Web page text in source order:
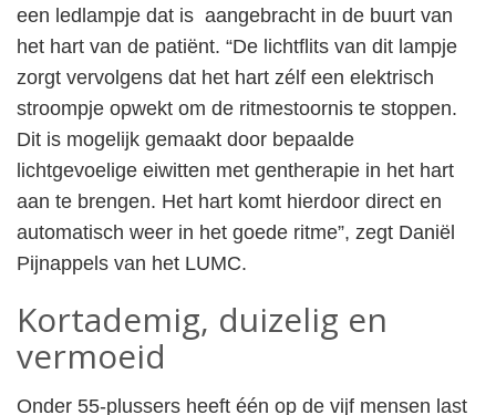
een ledlampje dat is aangebracht in de buurt van
het hart van de patiënt. “De lichtflits van dit lampje
zorgt vervolgens dat het hart zélf een elektrisch
stroompje opwekt om de ritmestoornis te stoppen.
Dit is mogelijk gemaakt door bepaalde
lichtgevoelige eiwitten met gentherapie in het hart
aan te brengen. Het hart komt hierdoor direct en
automatisch weer in het goede ritme”, zegt Daniël
Pijnappels van het LUMC.
Kortademig, duizelig en
vermoeid
Onder 55-plussers heeft één op de vijf mensen last